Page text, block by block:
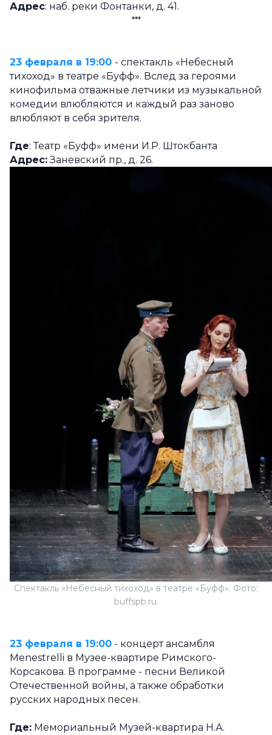
Адрес: наб. реки Фонтанки, д. 41.
***
23 февраля в 19:00 - спектакль «Небесный
тихоход» в театре «Буфф». Вслед за героями
кинофильма отважные летчики из музыкальной
комедии влюбляются и каждый раз заново
влюбляют в себя зрителя.
Где: Театр «Буфф» имени И.Р. Штокбанта
Адрес:Заневский пр., д. 26.
Спектакль «Небесный тихоход» в театре «Буфф». Фото:
buffspb.ru.
23 февраля в 19:00 - концерт ансамбля
Menestrelli в Музее-квартире Римского-
Корсакова. В программе - песни Великой
Отечественной войны, а также обработки
русских народных песен.
Где: Мемориальный Музей-квартира Н.А.